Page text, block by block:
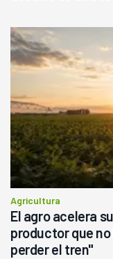
Agricultura
El agro acelera
productor que
perder el tren"